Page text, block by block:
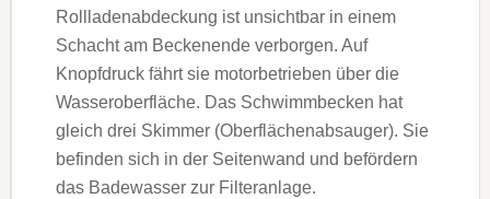
Rollladenab­deckung ist unsichtbar in einem
Schacht am Beckenende verborgen. Auf
Knopfdruck fährt sie motorbetrieben über die
Wasseroberfläche. Das Schwimmbecken hat
gleich drei Skimmer (Ober­flächenabsauger). Sie
be­finden sich in der Seiten­wand und befördern
das Bade­wasser zur Filteranlage.